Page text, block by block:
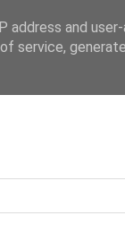
address and
service,